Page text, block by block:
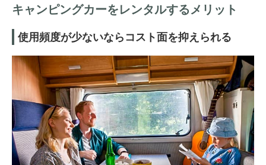
キャンピングカーをレンタルするメリット
使用頻度が少ないならコスト面を抑えられる